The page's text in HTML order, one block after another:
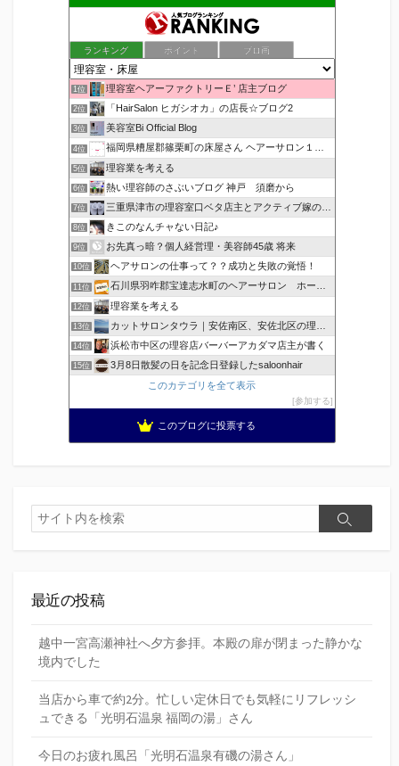
ランキング ポイント ブロ画
1位 理容室ヘアーファクトリーＥ’ 店主ブログ
2位 「HairSalon ヒガシオカ」の店長☆ブログ2
3位 美容室Bi Official Blog
4位 福岡県糟屋郡篠栗町の床屋さん ヘアーサロン１２３公式ブログ
5位 理容業を考える
6位 熱い理容師のさぶいブログ 神戸 須磨から
7位 三重県津市の理容室口ベタ店主とアクティブ嫁のblog
8位 きこのなんチャない日記♪
9位 お先真っ暗？個人経営理・美容師45歳 将来
10位 ヘアサロンの仕事って？？成功と失敗の覚悟！
11位 石川県羽咋郡宝達志水町のヘアーサロン ホープヘアーズ
12位 理容業を考える
13位 カットサロンタウラ｜安佐南区、安佐北区の理美容院
14位 浜松市中区の理容店バーバーアカダマ店主が書く
15位
3月8日散髪の日を記念日登録したsaloonhair
このカテゴリを全て表示
参加する
このブログに投票する
検
索
検
最近の投稿
越中一宮高瀬神社へ夕方参拝。本殿の扉が閉まった静かな
境内でした
当店から車で約2分。忙しい定休日でも気軽にリフレッシ
ュできる「光明石温泉 福岡の湯」さん
今日のお疲れ風呂「光明石温泉有磯の湯さん」